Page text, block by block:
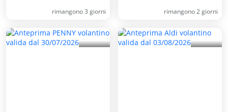
rimangono 3 giorni rimangono 2 giorni